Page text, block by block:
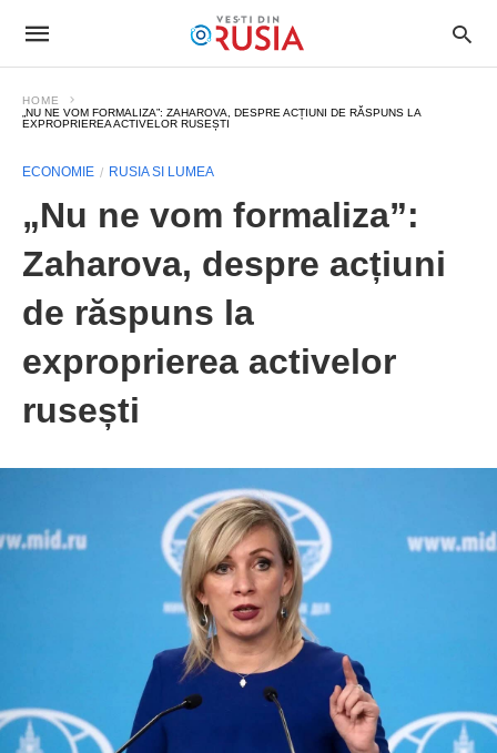
HOME
„NU NE VOM FORMALIZA”: ZAHAROVA, DESPRE ACȚIUNI DE RĂSPUNS LA
EXPROPRIEREA ACTIVELOR RUSEȘTI
ECONOMIE RUSIA SI LUMEA
„Nu ne vom formaliza”:
Zaharova, despre acțiuni
de răspuns la
exproprierea activelor
rusești